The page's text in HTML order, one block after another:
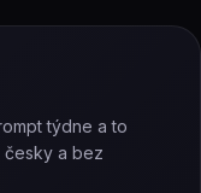
týdne a to
česky a bez